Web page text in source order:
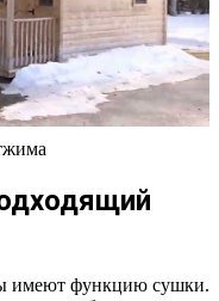
имеют функцию сушки.